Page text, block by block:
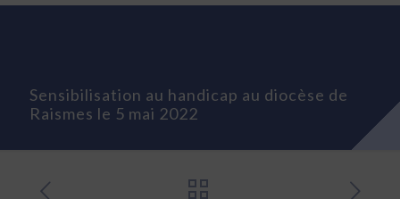
Sensibilisation au handicap au diocèse de
Raismes le 5 mai 2022